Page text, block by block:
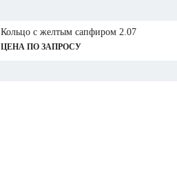
Кольцо с желтым сапфиром 2.07
ЦЕНА ПО ЗАПРОСУ